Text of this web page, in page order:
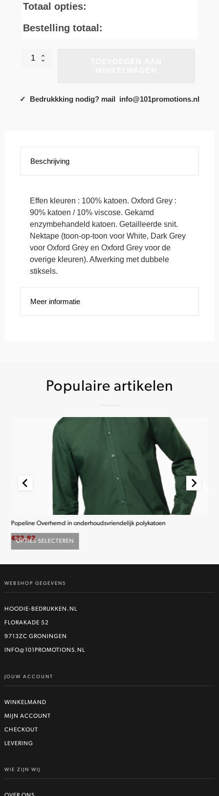
Totaal opties:
Bestelling totaal:
K359
hals
✓ Bedrukkking nodig? mail info@101promotions.nl
Beschrijving
Effen kleuren : 100% katoen. Oxford Grey :
90% katoen / 10% viscose. Gekamd
enzymbehandeld katoen. Getailleerde snit.
Nektape (toon-op-toon voor White, Dark Grey
voor Oxford Grey en Oxford Grey voor de
overige kleuren). Afwerking met dubbele
stiksels.
Meer informatie
Populaire artikelen
OPTIES SELECTEREN
product
meerdere
Deze
optie
gekozen
worden
Popeline Overhemd in onderhoudsvriendelijk polykatoen
€22,92
WEBSHOP GEGEVENS
HOODIE-BEDRUKKEN.NL
FLORAKADE 52
9713ZC GRONINGEN
INFO@101PROMOTIONS.NL
JOUW ACCOUNT
WINKELMAND
MIJN ACCOUNT
CHECKOUT
LEVERING
WIE ZIJN WIJ